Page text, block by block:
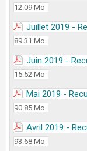
12.09 Mo
Juillet 2019 -
89.31 Mo
Juin 2019 -
15.52 Mo
Mai 2019 -
90.85 Mo
Avril 2019 -
93.68 Mo